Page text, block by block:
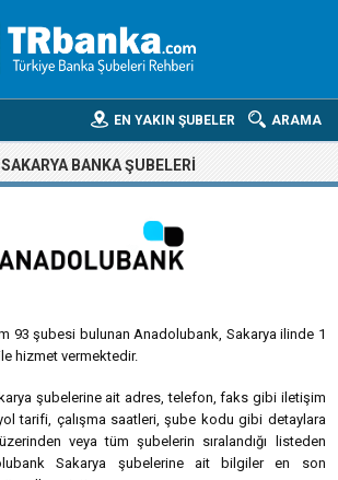
ARAMA
EN YAKIN ŞUBELER
BANKA ŞUBELERI
93 şubesi bulunan Anadolubank, Sakarya ilinde 1
hizmet vermektedir.
şubelerine ait adres, telefon, faks gibi iletişim
tarifi, çalışma saatleri, şube kodu gibi detaylara
veya tüm şubelerin sıralandığı listeden
Sakarya şubelerine ait bilgiler en son